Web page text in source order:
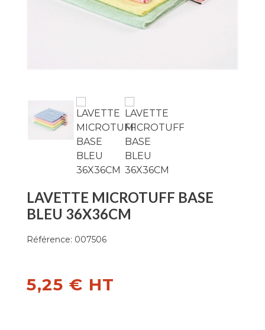
LAVETTE MICROTUFF BASE
BLEU 36X36CM
Référence: 007506
5,25 € HT